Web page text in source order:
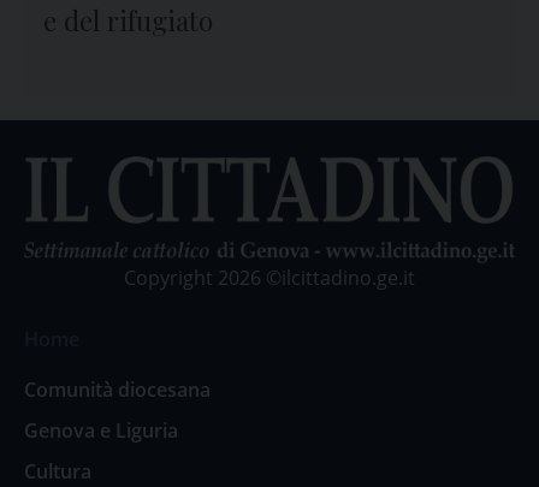
e del rifugiato
Copyright 2026 ©ilcittadino.ge.it
Comunità diocesana
Genova e Liguria
Cultura